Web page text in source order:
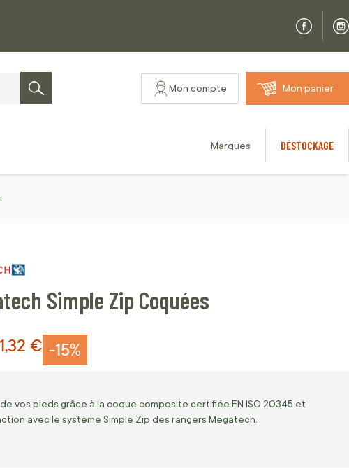
Rechercher
Mon compte Mon panier
Marques DÉSTOCKAGE
Simple Zip Coquées
-15%
€
vos pieds grâce à la coque composite certifiée EN ISO 20345 et
avec le système Simple Zip des rangers Megatech.